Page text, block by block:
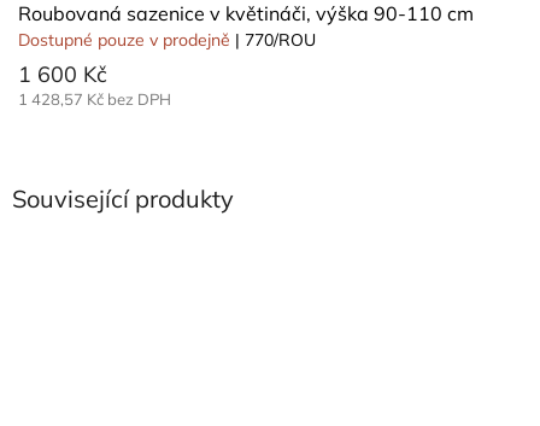
Související produkty
Roubovaná sazenice v květináči, výška 90-110 cm
Dostupné pouze v prodejně | 770/ROU
1 600 Kč
1 428,57 Kč bez DPH